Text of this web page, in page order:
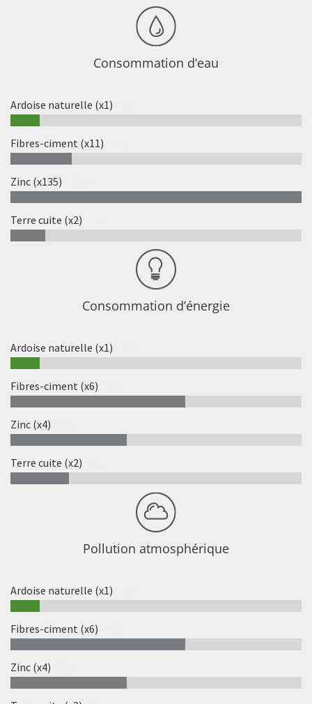
Consommation d’eau
Ardoise naturelle (x1)
Fibres-ciment (x11)
Zinc (x135)
Terre cuite (x2)
Consommation d’énergie
Ardoise naturelle (x1)
Fibres-ciment (x6)
Zinc (x4)
Terre cuite (x2)
Pollution atmosphérique
Ardoise naturelle (x1)
Fibres-ciment (x6)
Zinc (x4)